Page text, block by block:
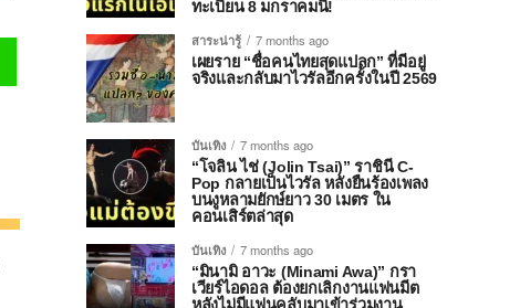
ทะเบียน 8 มกราคมนี้!
สาระน่ารู้
7 months ago
เผยราย “ชื่อคนไทยสุดแปลก” ที่มีอยู่
จริงและกลับมาไวรัลอีกครั้งในปี 2569
บันเทิง
7 months ago
“โจลิน ไช่ (Jolin Tsai)” ราชินี C-
Pop กลายเป็นไวรัล หลังยืนร้องเพลง
บนงูหลามยักษ์ยาว 30 เมตร ใน
คอนเสิร์ตล่าสุด
บันเทิง
7 months ago
“มินามิ อาวะ (Minami Awa)” กรา
เวียร์ไอดอล ต้องยกเลิกงานแฟนมีต